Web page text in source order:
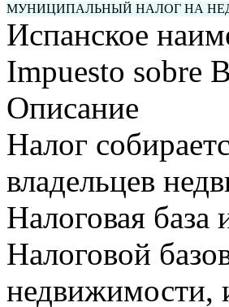
МУНИЦИПАЛЬНЫЙ НАЛОГ НА
Испанское
Impuesto sobre
Описание
Налог
владельцев
Налоговая база
Налоговой
недвижимости,